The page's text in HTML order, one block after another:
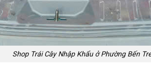
Shop Trái Cây Nhập Khẩu ở Phường Bến